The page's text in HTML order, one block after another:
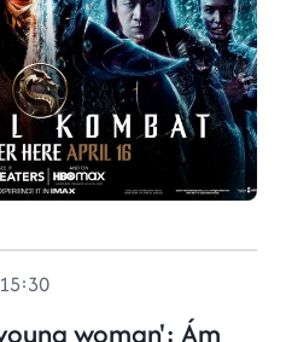
woman': Ám